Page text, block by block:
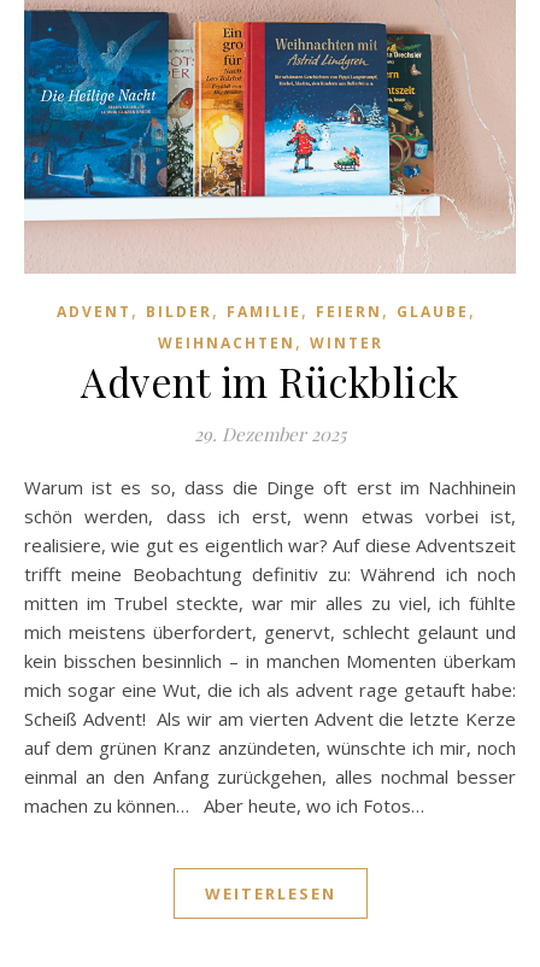
ADVENT , BILDER, FAMILIE , FEIERN , GLAUBE ,
WEIHNACHTEN , WINTER
Advent im Rückblick
29. Dezember 2025
Warum ist es so, dass die Dinge oft erst im Nachhinein
schön werden, dass ich erst, wenn etwas vorbei ist,
realisiere, wie gut es eigentlich war? Auf diese Adventszeit
trifft meine Beobachtung definitiv zu: Während ich noch
mitten im Trubel steckte, war mir alles zu viel, ich fühlte
mich meistens überfordert, genervt, schlecht gelaunt und
kein bisschen besinnlich – in manchen Momenten überkam
mich sogar eine Wut, die ich als advent rage getauft habe:
Scheiß Advent! Als wir am vierten Advent die letzte Kerze
auf dem grünen Kranz anzündeten, wünschte ich mir, noch
einmal an den Anfang zurückgehen, alles nochmal besser
machen zu können… Aber heute, wo ich Fotos…
WEITERLESEN